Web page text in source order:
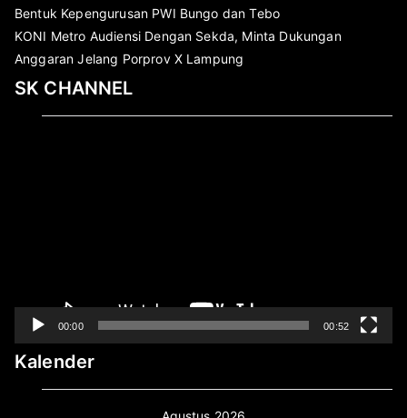
Bentuk Kepengurusan PWI Bungo dan Tebo
KONI Metro Audiensi Dengan Sekda, Minta Dukungan
Anggaran Jelang Porprov X Lampung
SK CHANNEL
00:00 00:52
Kalender